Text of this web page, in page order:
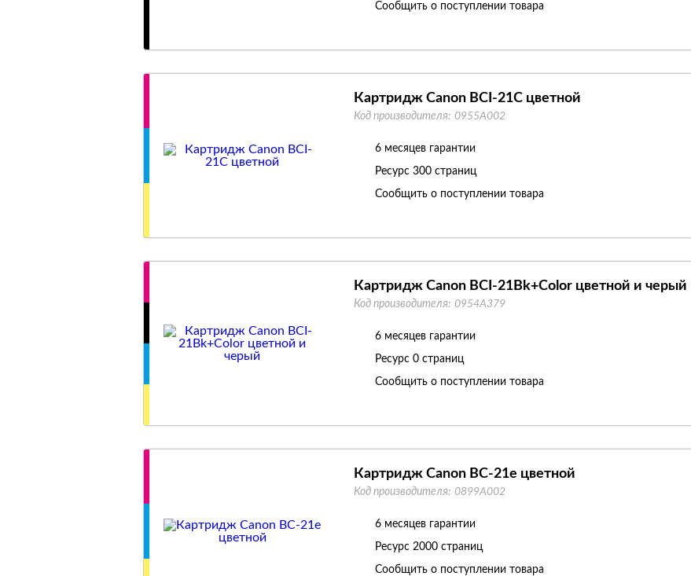
Сообщить о поступлении товара
Картридж Canon BCI-21C цветной
Код производителя: 0955A002
6 месяцев гарантии
Ресурс 300 страниц
Сообщить о поступлении товара
Картридж Canon BCI-21Bk+Color цветной и черый
Код производителя: 0954A379
6 месяцев гарантии
Ресурс 0 страниц
Сообщить о поступлении товара
Картридж Canon BC-21e цветной
Код производителя: 0899A002
6 месяцев гарантии
Ресурс 2000 страниц
Сообщить о поступлении товара